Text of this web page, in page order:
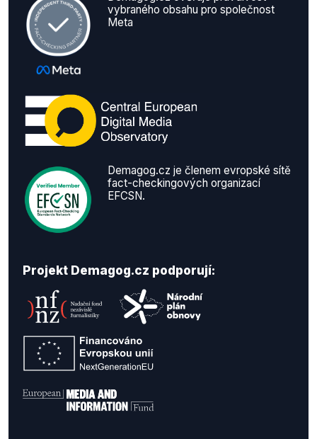
vybraného obsahu pro společnost
Meta
Demagog.cz je členem evropské sítě
fact-checkingových organizací
EFCSN.
Projekt Demagog.cz podporují: